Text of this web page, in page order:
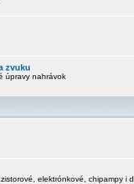
zvuku
úpravy nahrávok
elektrónkové, chipampy i